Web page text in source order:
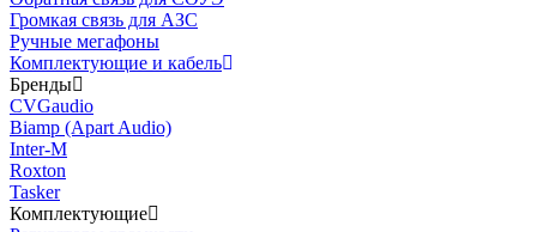
Громкая связь для АЗС
Ручные мегафоны
Комплектующие и кабель
Бренды
CVGaudio
Biamp (Apart Audio)
Inter-M
Roxton
Tasker
Комплектующие